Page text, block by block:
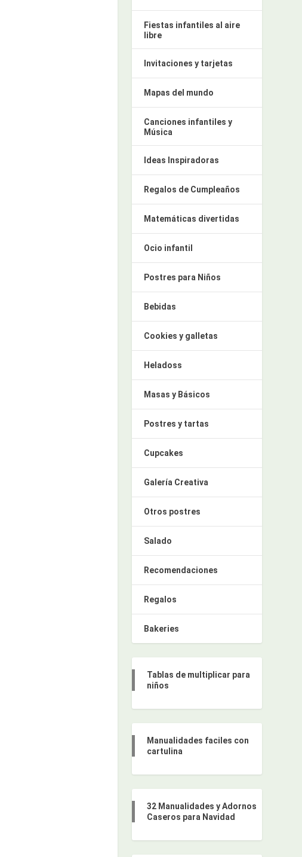
Fiestas infantiles al aire
libre
Invitaciones y tarjetas
Mapas del mundo
Canciones infantiles y
Música
Ideas Inspiradoras
Regalos de Cumpleaños
Matemáticas divertidas
Ocio infantil
Postres para Niños
Bebidas
Cookies y galletas
Heladoss
Masas y Básicos
Postres y tartas
Cupcakes
Galería Creativa
Otros postres
Salado
Recomendaciones
Regalos
Bakeries
Tablas de multiplicar para
niños
Manualidades faciles con
cartulina
32 Manualidades y Adornos
Caseros para Navidad